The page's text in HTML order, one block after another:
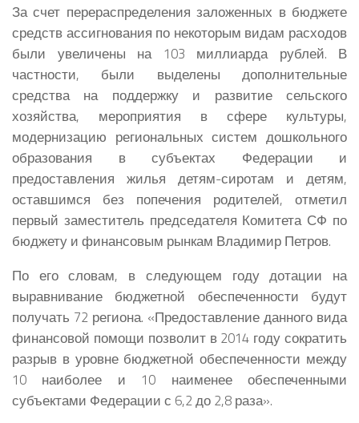
За счет перераспределения заложенных в бюджете
средств ассигнования по некоторым видам расходов
были увеличены на 103 миллиарда рублей. В
частности, были выделены дополнительные
средства на поддержку и развитие сельского
хозяйства, мероприятия в сфере культуры,
модернизацию региональных систем дошкольного
образования в субъектах Федерации и
предоставления жилья детям-сиротам и детям,
оставшимся без попечения родителей, отметил
первый заместитель председателя Комитета СФ по
бюджету и финансовым рынкам Владимир Петров.
По его словам, в следующем году дотации на
выравнивание бюджетной обеспеченности будут
получать 72 региона. «Предоставление данного вида
финансовой помощи позволит в 2014 году сократить
разрыв в уровне бюджетной обеспеченности между
10 наиболее и 10 наименее обеспеченными
субъектами Федерации с 6,2 до 2,8 раза».